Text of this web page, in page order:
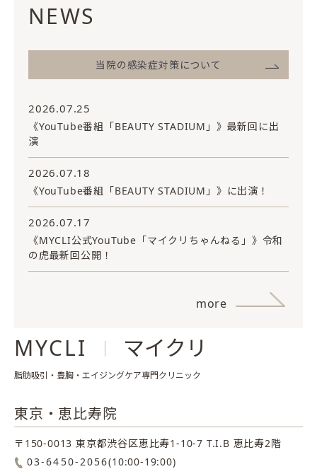
NEWS
当院の感染症対策について
2026.07.25
《YouTube番組「BEAUTY STADIUM」》最新回に出
演
2026.07.18
《YouTube番組「BEAUTY STADIUM」》に出演！
2026.07.17
《MYCLI公式YouTube「マイクリちゃんねる」》令和
の虎最新回公開！
more
MYCLI マイクリ
脂肪吸引・豊胸・エイジングケア専門クリニック
東京・恵比寿院
〒150-0013 東京都渋谷区恵比寿1-10-7 T.I.B 恵比寿2階
03-6450-2056(10:00-19:00)